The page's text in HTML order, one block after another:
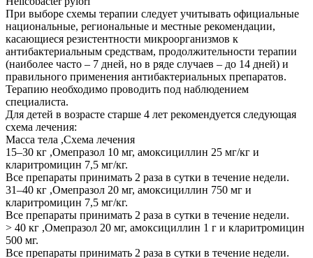
При выборе схемы терапии следует учитывать официальные
национальные, региональные и местные рекомендации,
касающиеся резистентности микроорганизмов к
антибактериальным средствам, продолжительности терапии
(наиболее часто – 7 дней, но в ряде случаев – до 14 дней) и
правильного применения антибактериальных препаратов.
Терапию необходимо проводить под наблюдением
специалиста.
Для детей в возрасте старше 4 лет рекомендуется следующая
схема лечения:
Масса тела ,Схема лечения
15–30 кг ,Омепразол 10 мг, амоксициллин 25 мг/кг и
кларитромицин 7,5 мг/кг.
Все препараты принимать 2 раза в сутки в течение недели.
31–40 кг ,Омепразол 20 мг, амоксициллин 750 мг и
кларитромицин 7,5 мг/кг.
Все препараты принимать 2 раза в сутки в течение недели.
˃ 40 кг ,Омепразол 20 мг, амоксициллин 1 г и кларитромицин
500 мг.
Все препараты принимать 2 раза в сутки в течение недели.